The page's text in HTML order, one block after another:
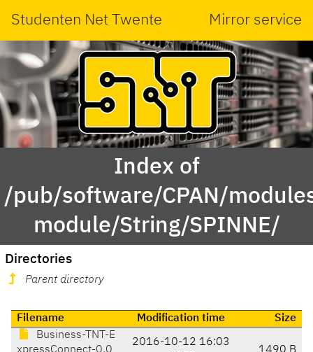
Studenten Net Twente Mirror service
Index of
/pub/software/CPAN/
module/String/SPINNE/
Directories
Parent directory
Filename Modification time
Size
Business-TNT-E
2016-10-12 16:03